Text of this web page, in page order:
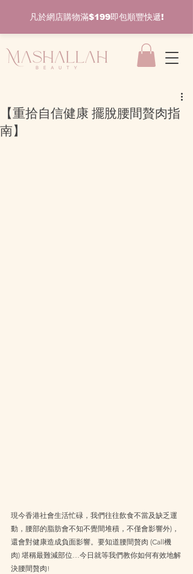
凡於網店購物滿$199即包順豐快遞!
【重拾自信健康 擺脫腰間贅肉指
南】
現今香港社會生活忙碌，我們往往飲食不當及缺乏運
動，腰部的脂肪會不知不覺間堆積，不僅會影響外)，
還會對健康造成負面影響。要知道腰間贅肉 (Call機
肉) 堪稱最難減部位…今日就等我們教你如何有效地解
決腰間贅肉!